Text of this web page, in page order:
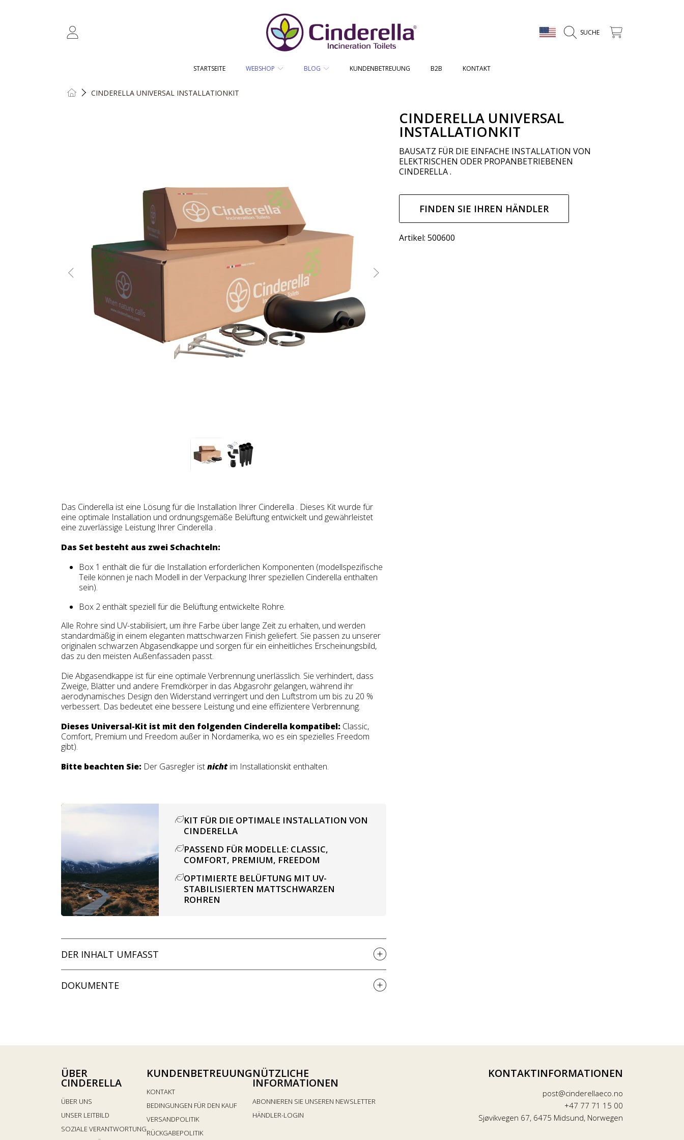
ANMELDUNG
CINDERELLA ECO SALES AS
LAND/REGION
SUCHE WAGEN
STARTSEITE WEBSHOP BLOG KUNDENBETREUUNG B2B KONTAKT
HOMECINDERELLA UNIVERSAL INSTALLATIONKIT
CINDERELLA UNIVERSAL
INSTALLATIONKIT
BAUSATZ FÜR DIE EINFACHE INSTALLATION VON
ELEKTRISCHEN ODER PROPANBETRIEBENEN
CINDERELLA .
Regulärer
Preis
FINDEN SIE IHREN HÄNDLER
Artikel: 500600
Das Cinderella ist eine Lösung für die Installation Ihrer Cinderella . Dieses Kit wurde für
eine optimale Installation und ordnungsgemäße Belüftung entwickelt und gewährleistet
eine zuverlässige Leistung Ihrer Cinderella .
Das Set besteht aus zwei Schachteln:
Box 1 enthält die für die Installation erforderlichen Komponenten (modellspezifische
Teile können je nach Modell in der Verpackung Ihrer speziellen Cinderella enthalten
sein).
Box 2 enthält speziell für die Belüftung entwickelte Rohre.
Alle Rohre sind UV-stabilisiert, um ihre Farbe über lange Zeit zu erhalten, und werden
standardmäßig in einem eleganten mattschwarzen Finish geliefert. Sie passen zu unserer
originalen schwarzen Abgasendkappe und sorgen für ein einheitliches Erscheinungsbild,
das zu den meisten Außenfassaden passt.
Die Abgasendkappe ist für eine optimale Verbrennung unerlässlich. Sie verhindert, dass
Zweige, Blätter und andere Fremdkörper in das Abgasrohr gelangen, während ihr
aerodynamisches Design den Widerstand verringert und den Luftstrom um bis zu 20 %
verbessert. Das bedeutet eine bessere Leistung und eine effizientere Verbrennung.
Dieses Universal-Kit ist mit den folgenden Cinderella kompatibel: Classic,
Comfort, Premium und Freedom außer in Nordamerika, wo es ein spezielles Freedom
gibt).
Bitte beachten Sie: Der Gasregler istnichtim Installationskit enthalten.
KIT FÜR DIE OPTIMALE INSTALLATION VON
CINDERELLA
PASSEND FÜR MODELLE: CLASSIC,
COMFORT, PREMIUM, FREEDOM
OPTIMIERTE BELÜFTUNG MIT UV-
STABILISIERTEN MATTSCHWARZEN
ROHREN
DER INHALT UMFASST
DOKUMENTE
ÜBER
CINDERELLA
ÜBER UNS
UNSER LEITBILD
SOZIALE VERANTWORTUNG
KUNDENBETREUUNG
KONTAKT
BEDINGUNGEN FÜR DEN KAUF
VERSANDPOLITIK
RÜCKGABEPOLITIK
NÜTZLICHE
INFORMATIONEN
ABONNIEREN SIE UNSEREN NEWSLETTER
HÄNDLER-LOGIN
KONTAKTINFORMATIONEN
post@cinderellaeco.no
+47 77 71 15 00
Sjøvikvegen 67, 6475 Midsund, Norwegen